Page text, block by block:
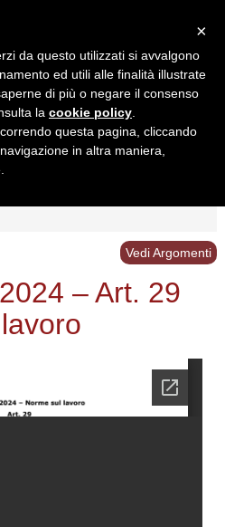
– Art. 29
Vedi Argomenti
×
da questo utilizzati si avvalgono
ed utili alle finalità illustrate
di più o negare il consenso
la cookie policy
questa pagina, cliccando
in altra maniera,